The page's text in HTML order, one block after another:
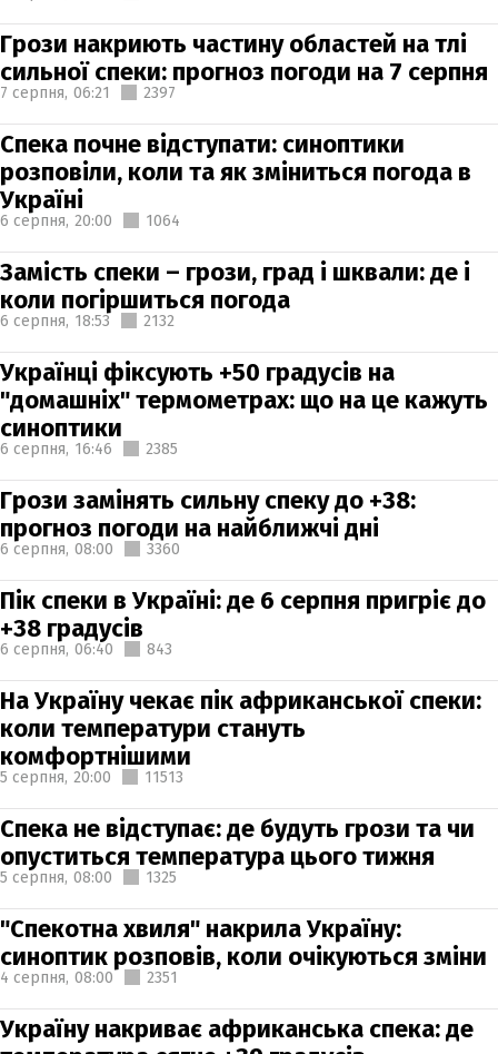
Грози накриють частину областей на тлі
сильної спеки: прогноз погоди на 7 серпня
7 серпня, 06:21 2397
Спека почне відступати: синоптики
розповіли, коли та як зміниться погода в
Україні
6 серпня, 20:00 1064
Замість спеки – грози, град і шквали: де і
коли погіршиться погода
6 серпня, 18:53 2132
Українці фіксують +50 градусів на
"домашніх" термометрах: що на це кажуть
синоптики
6 серпня, 16:46 2385
Грози замінять сильну спеку до +38:
прогноз погоди на найближчі дні
6 серпня, 08:00 3360
Пік спеки в Україні: де 6 серпня пригріє до
+38 градусів
6 серпня, 06:40 843
На Україну чекає пік африканської спеки:
коли температури стануть
комфортнішими
5 серпня, 20:00 11513
Спека не відступає: де будуть грози та чи
опуститься температура цього тижня
5 серпня, 08:00 1325
"Спекотна хвиля" накрила Україну:
синоптик розповів, коли очікуються зміни
4 серпня, 08:00 2351
Україну накриває африканська спека: де